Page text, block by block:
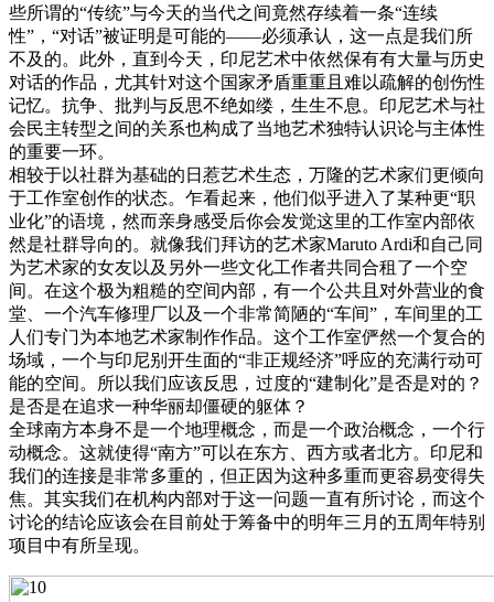
些所谓的“传统”与今天的当代之间竟然存续着一条“连续
性”，“对话”被证明是可能的——必须承认，这一点是我们所
不及的。此外，直到今天，印尼艺术中依然保有有大量与历史
对话的作品，尤其针对这个国家矛盾重重且难以疏解的创伤性
记忆。抗争、批判与反思不绝如缕，生生不息。印尼艺术与社
会民主转型之间的关系也构成了当地艺术独特认识论与主体性
的重要一环。
相较于以社群为基础的日惹艺术生态，万隆的艺术家们更倾向
于工作室创作的状态。乍看起来，他们似乎进入了某种更“职
业化”的语境，然而亲身感受后你会发觉这里的工作室内部依
然是社群导向的。就像我们拜访的艺术家Maruto Ardi和自己同
为艺术家的女友以及另外一些文化工作者共同合租了一个空
间。在这个极为粗糙的空间内部，有一个公共且对外营业的食
堂、一个汽车修理厂以及一个非常简陋的“车间”，车间里的工
人们专门为本地艺术家制作作品。这个工作室俨然一个复合的
场域，一个与印尼别开生面的“非正规经济”呼应的充满行动可
能的空间。所以我们应该反思，过度的“建制化”是否是对的？
是否是在追求一种华丽却僵硬的躯体？
全球南方本身不是一个地理概念，而是一个政治概念，一个行
动概念。这就使得“南方”可以在东方、西方或者北方。印尼和
我们的连接是非常多重的，但正因为这种多重而更容易变得失
焦。其实我们在机构内部对于这一问题一直有所讨论，而这个
讨论的结论应该会在目前处于筹备中的明年三月的五周年特别
项目中有所呈现。